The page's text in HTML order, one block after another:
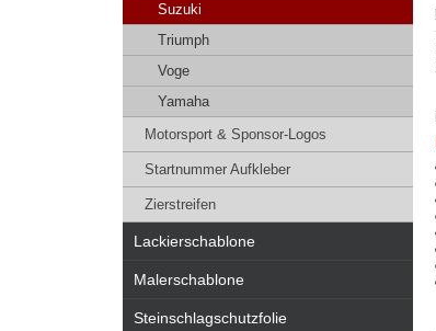
Suzuki
Triumph
Voge
Yamaha
Motorsport & Sponsor-Logos
Startnummer Aufkleber
Zierstreifen
Lackierschablone
Malerschablone
Steinschlagschutzfolie